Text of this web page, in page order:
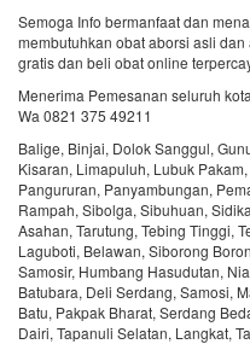
Semoga Info bermanfaat dan
membutuhkan obat aborsi asli
gratis dan beli obat online
Menerima Pemesanan seluruh
Wa 0821 375 49211
Balige, Binjai, Dolok Sanggul,
Kisaran, Limapuluh, Lubuk
Pangururan, Panyambungan,
Rampah, Sibolga, Sibuhuan,
Asahan, Tarutung, Tebing Tinggi,
Laguboti, Belawan, Siborong
Samosir, Humbang Hasudutan,
Batubara, Deli Serdang, Samosi,
Batu, Pakpak Bharat, Serdang
Dairi, Tapanuli Selatan, Langkat,